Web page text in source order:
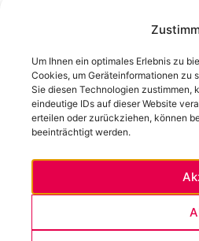
Um Ihnen ein optimales Erlebnis zu
Cookies, um Geräteinformationen zu
Sie diesen Technologien zustimmen,
eindeutige IDs auf dieser Website
erteilen oder zurückziehen, können
beeinträchtigt werden.